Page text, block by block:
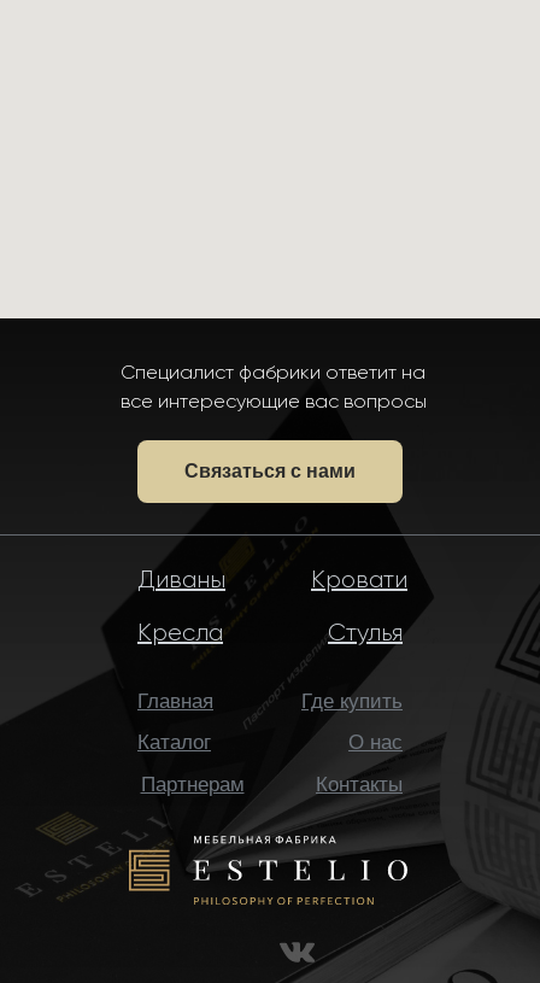
Специалист фабрики ответит на
все интересующие вас вопросы
Связаться с нами
Диваны
Кресла
Кровати
Стулья
Каталог
О нас
Партнерам
Где купить
Контакты
Главная